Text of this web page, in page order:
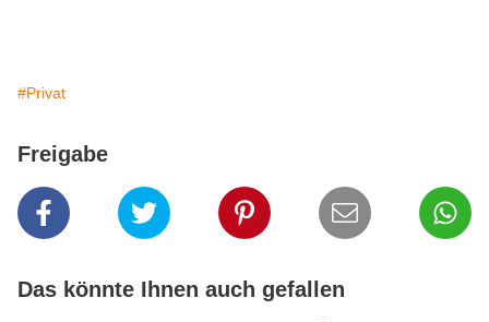
#Privat
Freigabe
Das könnte Ihnen auch gefallen